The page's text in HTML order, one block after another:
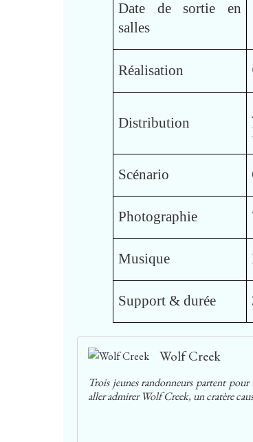
Date de sortie en
salles
Réalisation
Distribution
Scénario
Photographie
Musique
Support & durée
Wolf Creek
Trois jeunes randonneurs partent
aller admirer Wolf Creek, un cratère